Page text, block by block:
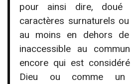
pour ainsi dire,
caractères surnaturels
au moins en dehors
inaccessible au
encore qui est
Dieu ou comme